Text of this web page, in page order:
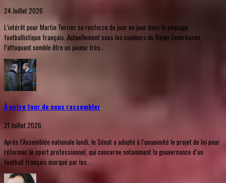
24 Juillet 2026
L’intérêt pour Martin Terrier se renforce de jour en jour dans le paysage
footballistique français. Actuellement sous les couleurs du Bayer Leverkusen,
l’attaquant semble être un joueur très...
À notre tour de nous rassembler
21 Juillet 2026
Après l’Assemblée nationale lundi, le Sénat a adopté à l’unanimité le projet de loi pour
réformer le sport professionnel, qui concerne notamment la gouvernance d’un
football français marqué par les...